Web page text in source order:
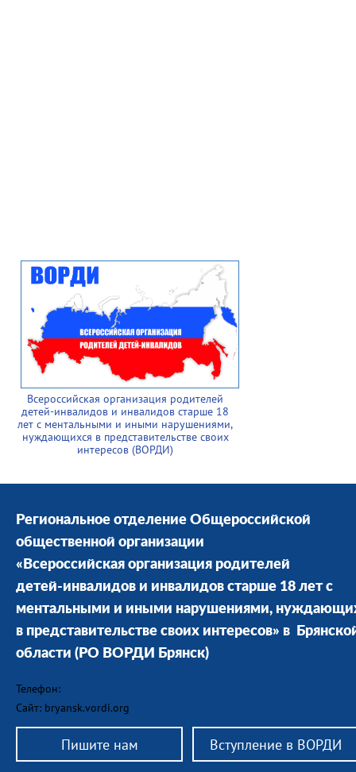
Всероссийская организация родителей
детей-инвалидов и инвалидов старше 18
лет с ментальными и иными нарушениями,
нуждающихся в представительстве своих
интересов (ВОРДИ)
Региональное отделение Общероссийской
общественной организации
«Всероссийская организация родителей
детей-инвалидов и инвалидов старше 18 лет с
ментальными и иными нарушениями,
в представительстве своих интересов» в
области (РО ВОРДИ Брянск)
Телефон:
Сайт: bryansk.vordi.org
Пишите нам Вступление в ВОРДИ